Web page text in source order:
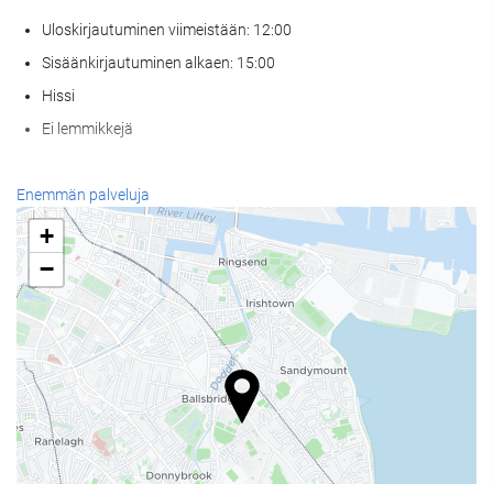
Uloskirjautuminen viimeistään: 12:00
Sisäänkirjautuminen alkaen: 15:00
Hissi
Ei lemmikkejä
Wellness
Kylpyläpalvelut
Höyrysauna / turkkilainen sauna
Sauna
Kuntosali
Ruoka & juoma
À la carte -ravintola
Baari
Enemmän palveluja
+
−